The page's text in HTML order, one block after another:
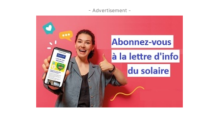
- Advertisement -